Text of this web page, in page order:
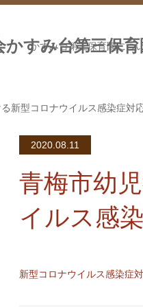
かすみ台第三保育園につ
新型コロナウイルス感染症対
2020.08.11
青梅市幼
イルス感
新型コロナウイルス感染症